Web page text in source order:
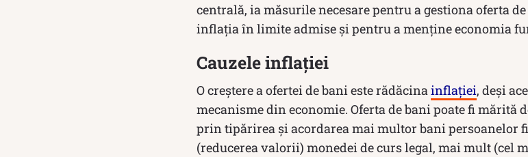
centrală, ia măsurile necesare pentru a gestiona oferta
inflația în limite admise și pentru a menține economia
Cauzele inflației
O creștere a ofertei de bani este rădăcina inflației, deși
mecanisme din economie. Oferta de bani poate fi mărită
prin tipărirea și acordarea mai multor bani persoanelor
(reducerea valorii) monedei de curs legal, mai mult (cel